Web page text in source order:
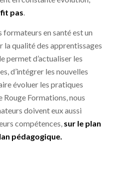
pas.
en santé est un
la qualité des apprentissages
permet d’actualiser les
d’intégrer les nouvelles
évoluer les pratiques
Rouge Formations, nous
doivent eux aussi
compétences, sur le plan
pédagogique.